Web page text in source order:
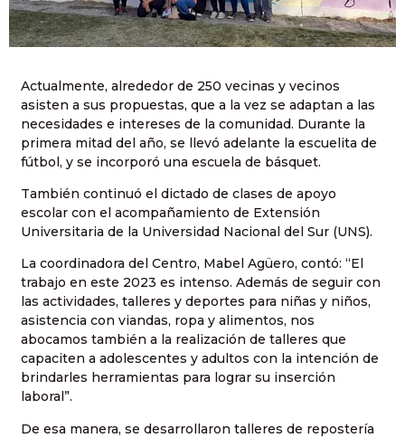
Actualmente, alrededor de 250 vecinas y vecinos
asisten a sus propuestas, que a la vez se adaptan a las
necesidades e intereses de la comunidad. Durante la
primera mitad del año, se llevó adelante la escuelita de
fútbol, y se incorporó una escuela de básquet.
También continuó el dictado de clases de apoyo
escolar con el acompañamiento de Extensión
Universitaria de la Universidad Nacional del Sur (UNS).
La coordinadora del Centro, Mabel Agüero, contó: “El
trabajo en este 2023 es intenso. Además de seguir con
las actividades, talleres y deportes para niñas y niños,
asistencia con viandas, ropa y alimentos, nos
abocamos también a la realización de talleres que
capaciten a adolescentes y adultos con la intención de
brindarles herramientas para lograr su inserción
laboral”.
De esa manera, se desarrollaron talleres de repostería